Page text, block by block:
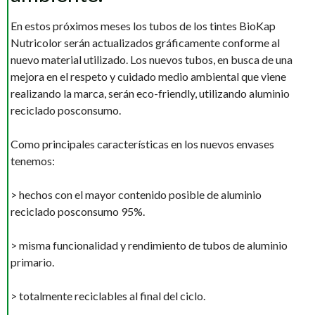
En estos próximos meses los tubos de los tintes BioKap
Nutricolor serán actualizados gráficamente conforme al
nuevo material utilizado. Los nuevos tubos, en busca de una
mejora en el respeto y cuidado medio ambiental que viene
realizando la marca, serán eco-friendly, utilizando aluminio
reciclado posconsumo.
Como principales características en los nuevos envases
tenemos:
> hechos con el mayor contenido posible de aluminio
reciclado posconsumo 95%.
> misma funcionalidad y rendimiento de tubos de aluminio
primario.
> totalmente reciclables al final del ciclo.